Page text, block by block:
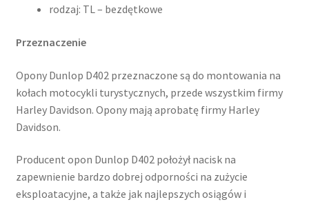
rodzaj: TL – bezdętkowe
Przeznaczenie
Opony Dunlop D402 przeznaczone są do montowania na
kołach motocykli turystycznych, przede wszystkim firmy
Harley Davidson. Opony mają aprobatę firmy Harley
Davidson.
Producent opon Dunlop D402 położył nacisk na
zapewnienie bardzo dobrej odporności na zużycie
eksploatacyjne, a także jak najlepszych osiągów i